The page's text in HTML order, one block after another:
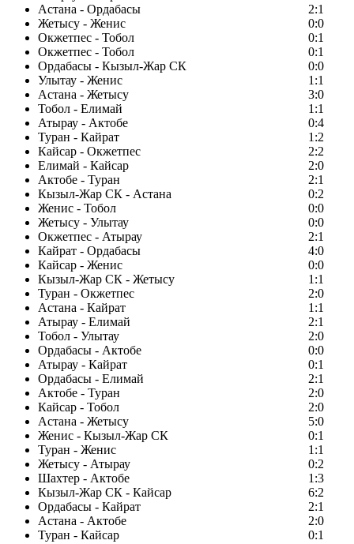
Астана - Ордабасы
2:1
Жетысу - Женис
0:0
Окжетпес - Тобол
0:1
Окжетпес - Тобол
0:1
Ордабасы - Кызыл-Жар СК
0:0
Улытау - Женис
1:1
Астана - Жетысу
3:0
Тобол - Елимай
1:1
Атырау - Актобе
0:4
Туран - Кайрат
1:2
Кайсар - Окжетпес
2:2
Елимай - Кайсар
2:0
Актобе - Туран
2:1
Кызыл-Жар СК - Астана
0:2
Женис - Тобол
0:0
Жетысу - Улытау
0:0
Окжетпес - Атырау
2:1
Кайрат - Ордабасы
4:0
Кайсар - Женис
0:0
Кызыл-Жар СК - Жетысу
1:1
Туран - Окжетпес
2:0
Астана - Кайрат
1:1
Атырау - Елимай
2:1
Тобол - Улытау
2:0
Ордабасы - Актобе
0:0
Атырау - Кайрат
0:1
Ордабасы - Елимай
2:1
Актобе - Туран
2:0
Кайсар - Тобол
2:0
Астана - Жетысу
5:0
Женис - Кызыл-Жар СК
0:1
Туран - Женис
1:1
Жетысу - Атырау
0:2
Шахтер - Актобе
1:3
Кызыл-Жар СК - Кайсар
6:2
Ордабасы - Кайрат
2:1
Астана - Актобе
2:0
Туран - Кайсар
0:1